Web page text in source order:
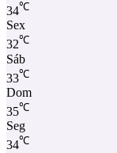
34℃
Sex
32℃
Sáb
33℃
Dom
35℃
Seg
34℃